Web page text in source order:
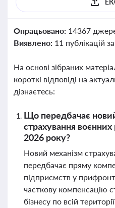
Опрацьовано: 14367
Виявлено: 11 публікацій
На основі зібраних
короткі відповіді на
дізнаєтесь:
Що передбачає
страхування воєнних
2026 року?
Новий механізм
передбачає пряму
підприємств у
часткову компенсацію
бізнесу по всій